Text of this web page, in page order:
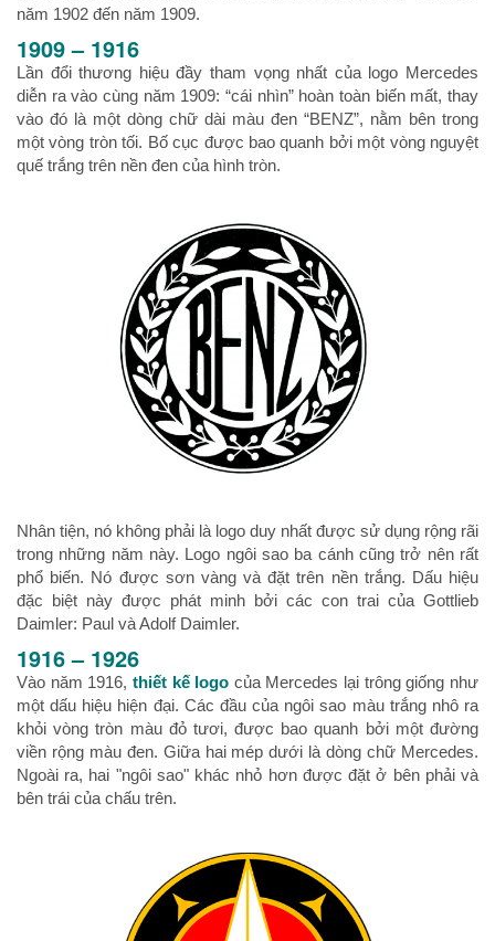
năm 1902 đến năm 1909.
1909 – 1916
Lần đổi thương hiệu đầy tham vọng nhất của logo Mercedes
diễn ra vào cùng năm 1909: “cái nhìn” hoàn toàn biến mất, thay
vào đó là một dòng chữ dài màu đen “BENZ”, nằm bên trong
một vòng tròn tối. Bố cục được bao quanh bởi một vòng nguyệt
quế trắng trên nền đen của hình tròn.
Nhân tiện, nó không phải là logo duy nhất được sử dụng rộng rãi
trong những năm này. Logo ngôi sao ba cánh cũng trở nên rất
phổ biến. Nó được sơn vàng và đặt trên nền trắng. Dấu hiệu
đặc biệt này được phát minh bởi các con trai của Gottlieb
Daimler: Paul và Adolf Daimler.
1916 – 1926
Vào năm 1916, thiết kế logo của Mercedes lại trông giống như
một dấu hiệu hiện đại. Các đầu của ngôi sao màu trắng nhô ra
khỏi vòng tròn màu đỏ tươi, được bao quanh bởi một đường
viền rộng màu đen. Giữa hai mép dưới là dòng chữ Mercedes.
Ngoài ra, hai "ngôi sao" khác nhỏ hơn được đặt ở bên phải và
bên trái của chấu trên.